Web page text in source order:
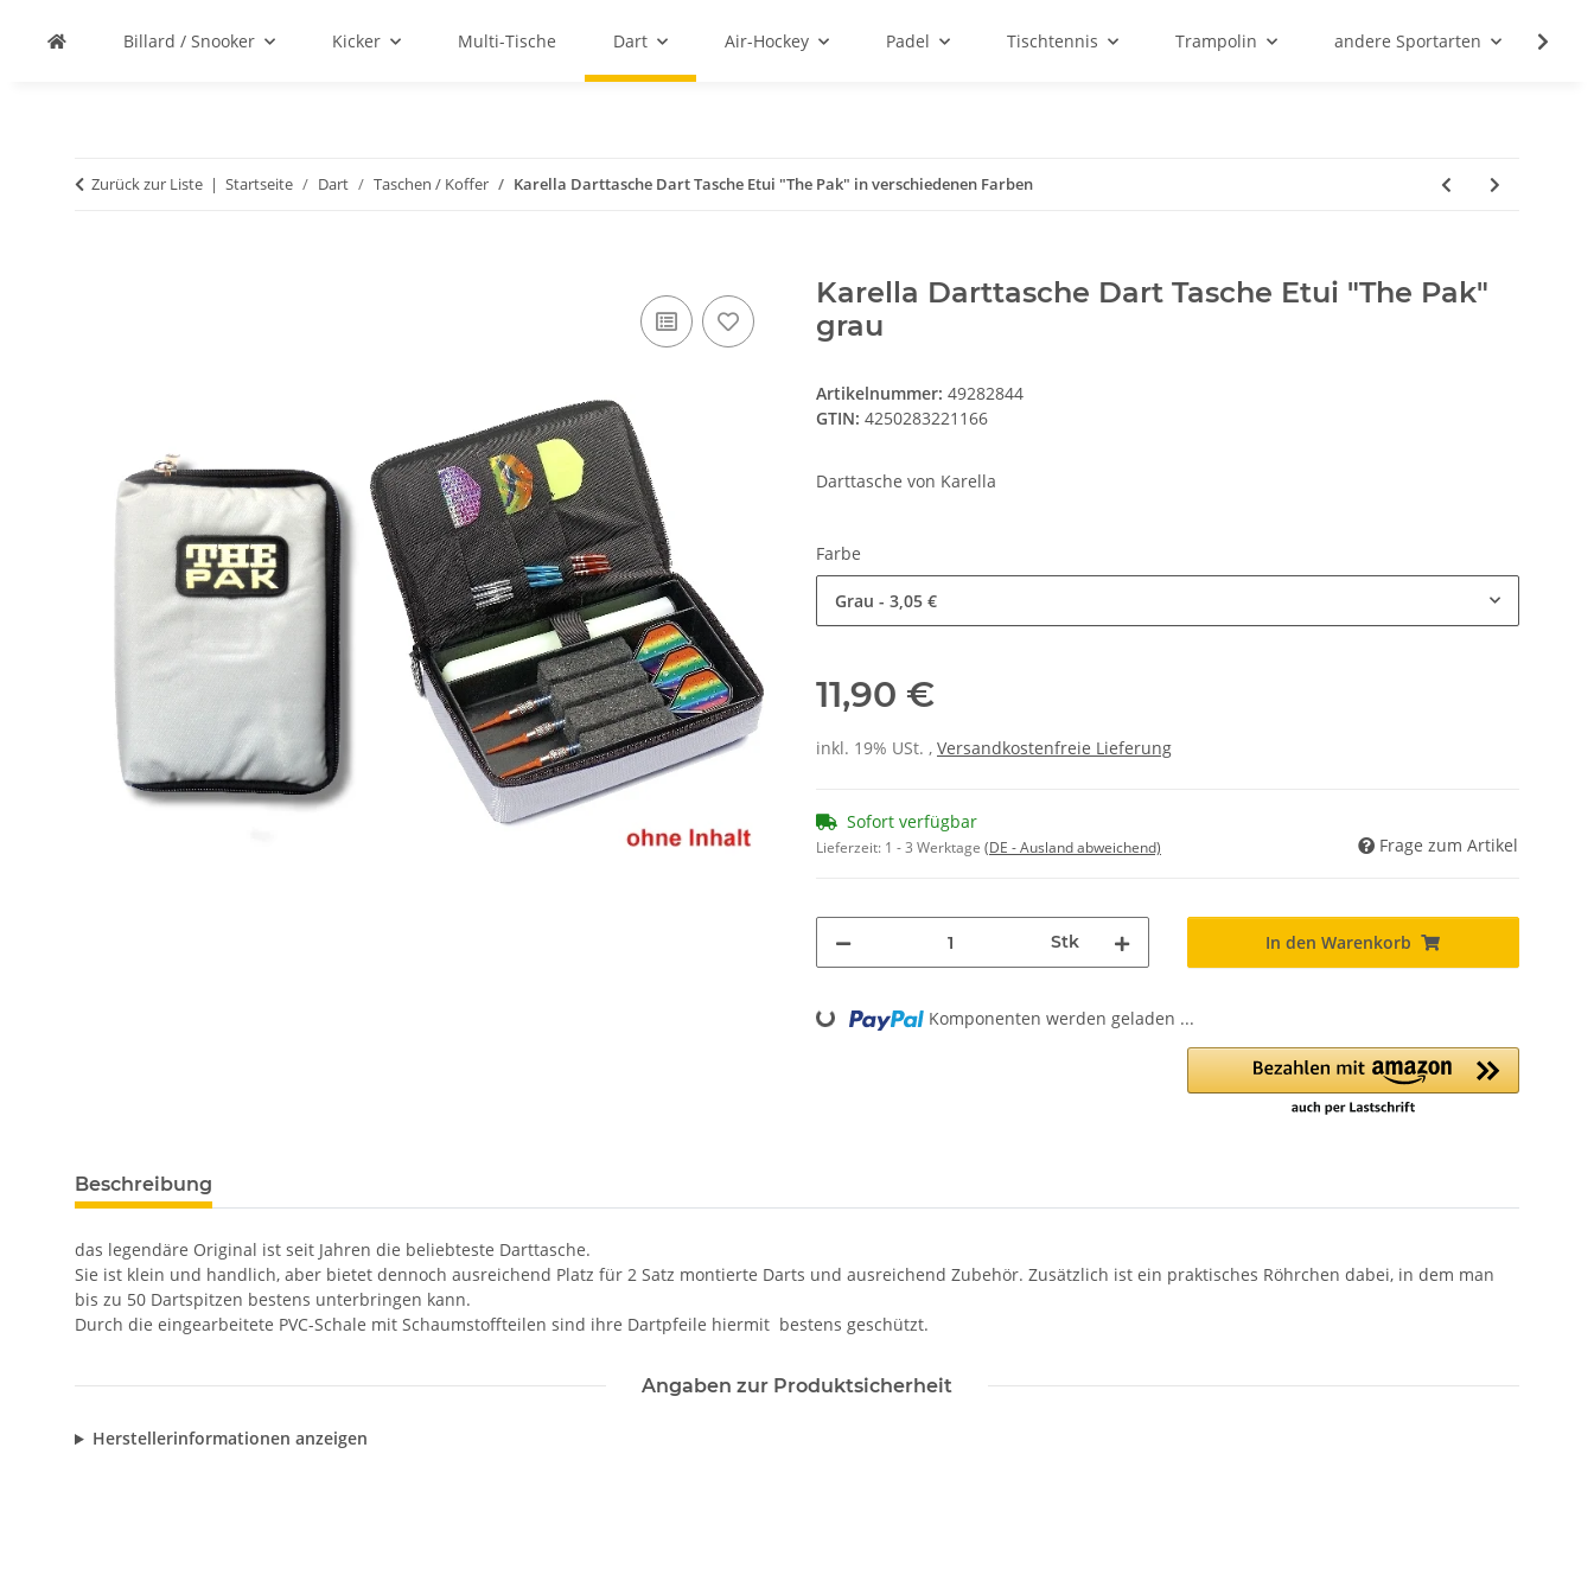
Billard / Snooker Kicker Multi-Tische Dart Air-Hockey Padel Tischtennis Trampolin andere Sportarten
Zurück zur Liste Startseite Dart Taschen / Koffer Karella Darttasche Dart Tasche Etui "The Pak" in verschiedenen Farben
Karella Darttasche Dart Tasche Etui "The Pak"
grau
Artikelnummer: 49282844
GTIN: 4250283221166
Darttasche von Karella
Farbe
Grau - 3,05 €
11,90 €
inkl. 19% USt. , Versandkostenfreie Lieferung
Sofort verfügbar
Lieferzeit: 1 - 3 Werktage (DE - Ausland abweichend) Frage zum Artikel
Stk In den Warenkorb
Loading... Komponenten werden geladen ...
Beschreibung
das legendäre Original ist seit Jahren die beliebteste Darttasche.
Sie ist klein und handlich, aber bietet dennoch ausreichend Platz für 2 Satz montierte Darts und ausreichend Zubehör. Zusätzlich ist ein praktisches Röhrchen dabei, in dem man
bis zu 50 Dartspitzen bestens unterbringen kann.
Durch die eingearbeitete PVC-Schale mit Schaumstoffteilen sind ihre Dartpfeile hiermit bestens geschützt.
Angaben zur Produktsicherheit
Herstellerinformationen anzeigen